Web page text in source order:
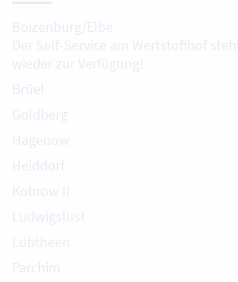
Boizenburg/Elbe
Der Self-Service am Wertstoffhof
wieder zur Verfügung!
Brüel
Goldberg
Hagenow
Heiddorf
Kobrow II
Ludwigslust
Lübtheen
Parchim